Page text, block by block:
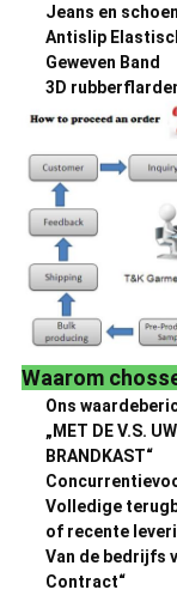
Jeans en
Antislip
Geweven Band
3D
Waarom
Ons
„MET DE V.S.
BRANDKAST“
Volledige
of recente
Van de bedrijfs
Contract“